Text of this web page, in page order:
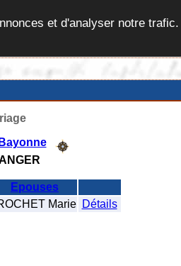
et d'analyser notre
Bayonne
Epouses
Marie Détails